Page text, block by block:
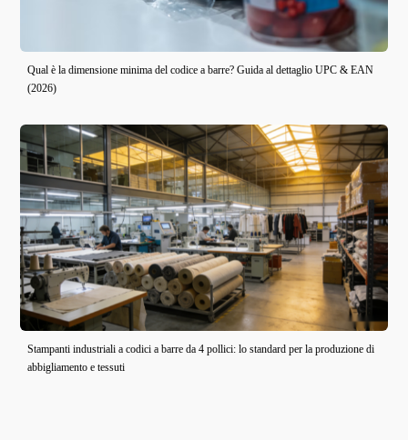
Qual è la dimensione minima del codice a barre? Guida al dettaglio UPC & EAN
(2026)
Stampanti industriali a codici a barre da 4 pollici: lo standard per la produzione di
abbigliamento e tessuti